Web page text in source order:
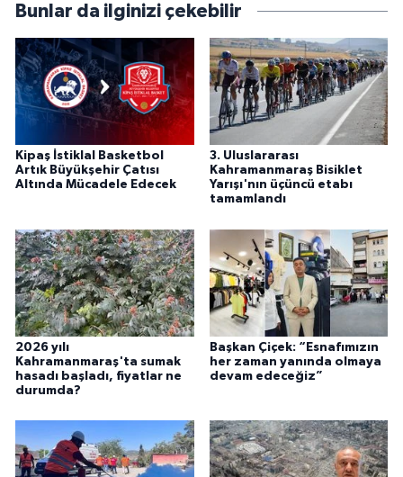
Bunlar da ilginizi çekebilir
Kipaş İstiklal Basketbol
Artık Büyükşehir Çatısı
Altında Mücadele Edecek
3. Uluslararası
Kahramanmaraş Bisiklet
Yarışı'nın üçüncü etabı
tamamlandı
2026 yılı
Kahramanmaraş'ta sumak
hasadı başladı, fiyatlar ne
durumda?
Başkan Çiçek: “Esnafımızın
her zaman yanında olmaya
devam edeceğiz”